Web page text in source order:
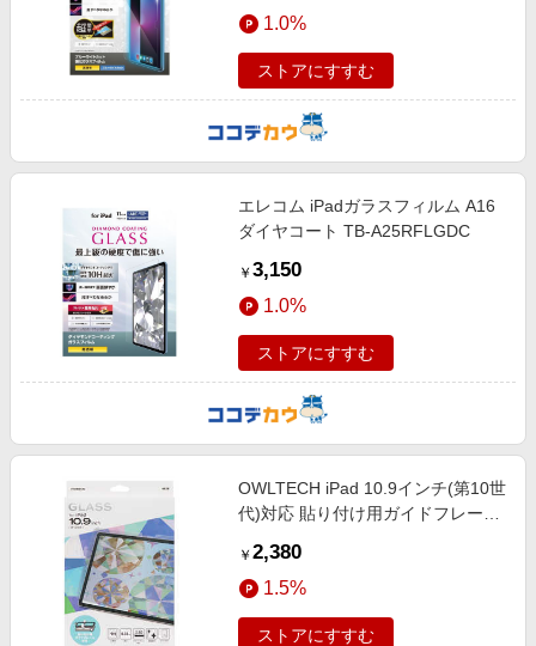
1.0%
ストアにすすむ
エレコム iPadガラスフィルム A16
ダイヤコート TB-A25RFLGDC
￥ 3,150
1.0%
ストアにすすむ
OWLTECH iPad 10.9インチ(第10世
代)対応 貼り付け用ガイドフレーム
GSIE10901-CL
￥ 2,380
1.5%
ストアにすすむ